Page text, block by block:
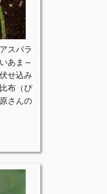
スパラ
あま～
せ込み
布（ぴ
さんの